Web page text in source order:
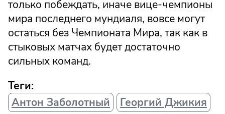
только побеждать, иначе вице-чемпионы
мира последнего мундиаля, вовсе могут
остаться без Чемпионата Мира, так как в
стыковых матчах будет достаточно
сильных команд.
Теги:
Антон Заболотный
Георгий Джикия